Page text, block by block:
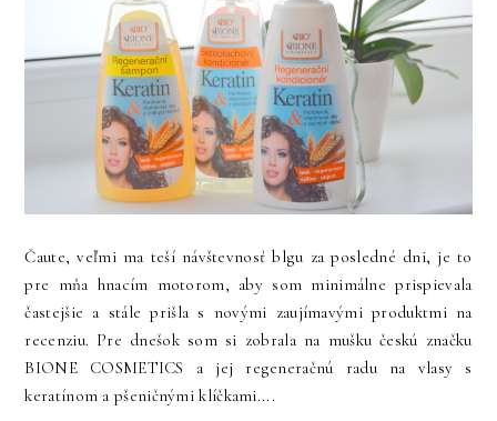
Čaute, veľmi ma teší návštevnosť blgu za posledné dni, je to
pre mňa hnacím motorom, aby som minimálne prispievala
častejšie a stále prišla s novými zaujímavými produktmi na
recenziu. Pre dnešok som si zobrala na mušku českú značku
BIONE COSMETICS a jej regeneračnú radu na vlasy s
keratínom a pšeničnými klíčkami....